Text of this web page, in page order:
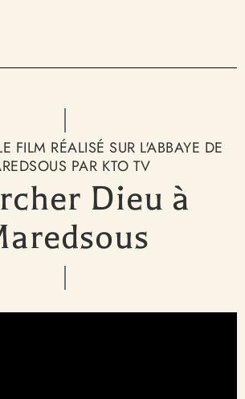
FILM RÉALISÉ SUR L'ABBAYE DE
PAR KTO TV
Dieu à